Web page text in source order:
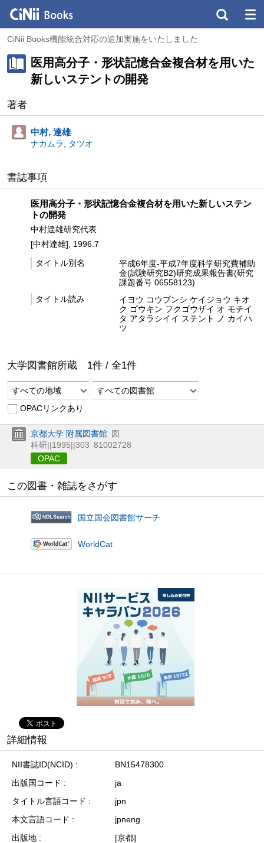
CiNii Books機能統合対応の追加実施をいたしました
医用高分子・形状記憶合金複合材を用いた
新しいステントの開発
著者
中村, 達雄
ナカムラ, タツオ
書誌事項
医用高分子・形状記憶合金複合材を用いた新しいステン
トの開発
中村達雄研究代表
[中村達雄], 1996.7
タイトル別名
平成6年度-平成7年度科学研究費補助
金(試験研究B2)研究成果報告書(研究
課題番号 06558123)
タイトル読み
イヨウ コウブンシ ケイジョウ キオ
ク ゴウキン フクゴウザイ オ モチイ
タ アタラシイイ ステント ノ カイハ
ツ
大学図書館所蔵 1件 / 全1件
すべての地域
すべての図書館
OPACリンクあり
京都大学 附属図書館 図
科研||1995||303 81002728
OPAC
この図書・雑誌をさがす
国立国会図書館サーチ
WorldCat
詳細情報
NII書誌ID(NCID)
BN15478300
出版国コード
ja
タイトル言語コード
jpn
本文言語コード
jpneng
出版地
[京都]